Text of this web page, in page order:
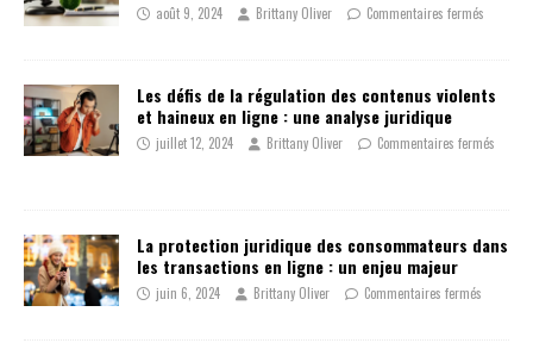
août 9, 2024 Brittany Oliver Commentaires fermés
Les défis de la régulation des contenus violents
et haineux en ligne : une analyse juridique
juillet 12, 2024 Brittany Oliver Commentaires fermés
La protection juridique des consommateurs dans
les transactions en ligne : un enjeu majeur
juin 6, 2024 Brittany Oliver Commentaires fermés